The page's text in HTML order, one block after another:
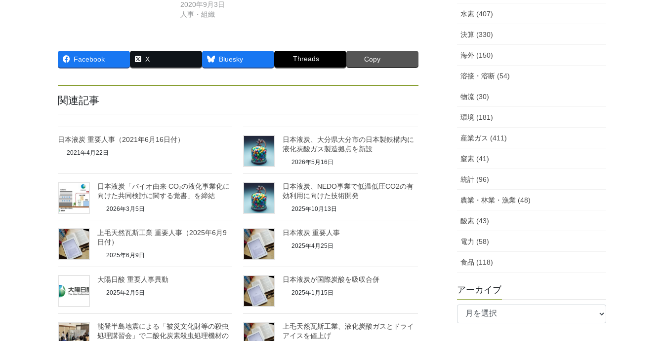
2020年9月3日
人事・組織
Facebook X Bluesky Threads Copy
関連記事
日本液炭 重要人事（2021年6月16日付）
2021年4月22日
日本液炭、大分県大分市の日本製鉄構内に
液化炭酸ガス製造拠点を新設
2026年5月16日
日本液炭「バイオ由来 CO₂の液化事業化に
向けた共同検討に関する覚書」を締結
2026年3月5日
日本液炭、NEDO事業で低温低圧CO2の有
効利用に向けた技術開発
2025年10月13日
上毛天然瓦斯工業 重要人事（2025年6月9
日付）
2025年6月9日
日本液炭 重要人事
2025年4月25日
大陽日酸 重要人事異動
2025年2月5日
日本液炭が国際炭酸を吸収合併
2025年1月15日
能登半島地震による「被災文化財等の殺虫
処理講習会」で二酸化炭素殺虫処理機材の
上毛天然瓦斯工業、液化炭酸ガスとドライ
アイスを値上げ
水素 (407)
決算 (330)
海外 (150)
溶接・溶断 (54)
物流 (30)
環境 (181)
産業ガス (411)
窒素 (41)
統計 (96)
農業・林業・漁業 (48)
酸素 (43)
電力 (58)
食品 (118)
アーカイブ
ア